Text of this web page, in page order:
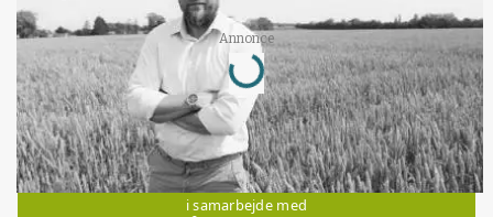
Annonce
Loading...
Jobs
i samarbejde med